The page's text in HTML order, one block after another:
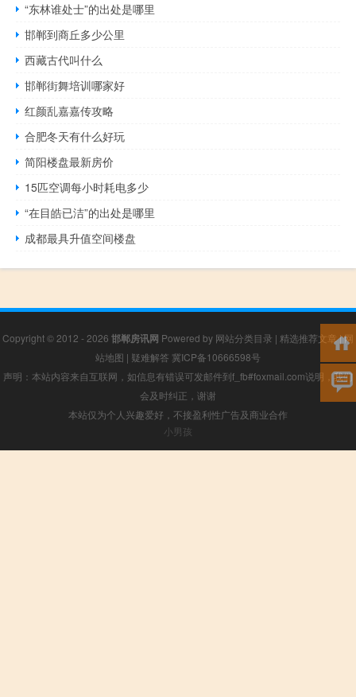
“东林谁处士”的出处是哪里
邯郸到商丘多少公里
西藏古代叫什么
邯郸街舞培训哪家好
红颜乱嘉嘉传攻略
合肥冬天有什么好玩
简阳楼盘最新房价
15匹空调每小时耗电多少
“在目皓已洁”的出处是哪里
成都最具升值空间楼盘
Copyright © 2012 - 2026 邯郸房讯网 Powered by 网站分类目录 | 精选推荐文章|网
站地图 | 疑难解答 冀ICP备10666598号
声明：本站内容来自互联网，如信息有错误可发邮件到f_fb#foxmail.com说明，我们
会及时纠正，谢谢
本站仅为个人兴趣爱好，不接盈利性广告及商业合作
小男孩